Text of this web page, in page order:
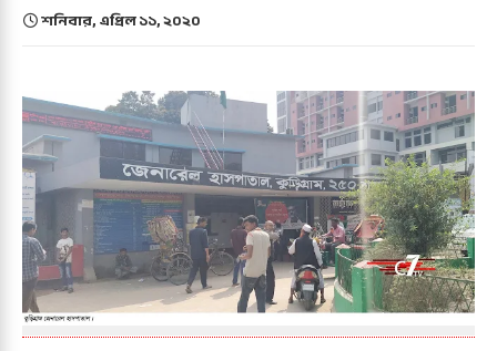
শনিবার, এপ্রিল ১১, ২০২০